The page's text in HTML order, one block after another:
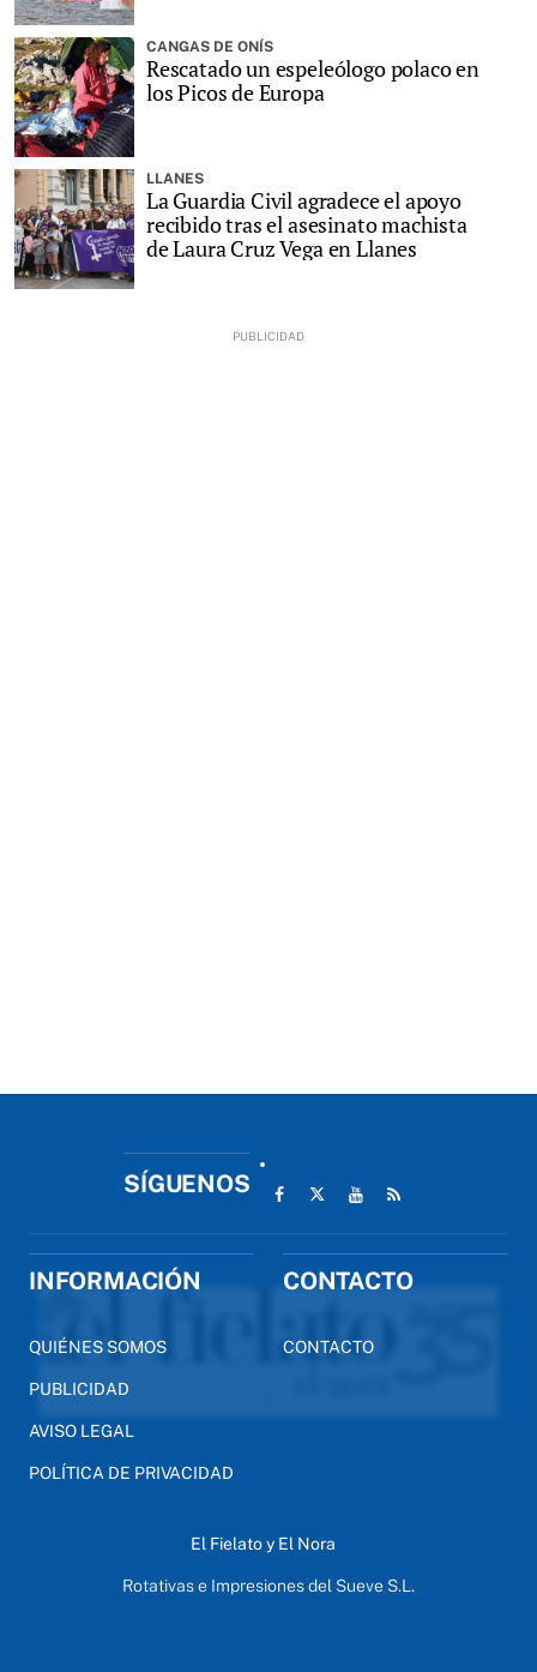
CANGAS DE ONÍS
Rescatado un espeleólogo polaco en
los Picos de Europa
LLANES
La Guardia Civil agradece el apoyo
recibido tras el asesinato machista
de Laura Cruz Vega en Llanes
SÍGUENOS
INFORMACIÓN
QUIÉNES SOMOS
PUBLICIDAD
AVISO LEGAL
POLÍTICA DE PRIVACIDAD
CONTACTO
CONTACTO
El Fielato y El Nora
Rotativas e Impresiones del Sueve S.L.